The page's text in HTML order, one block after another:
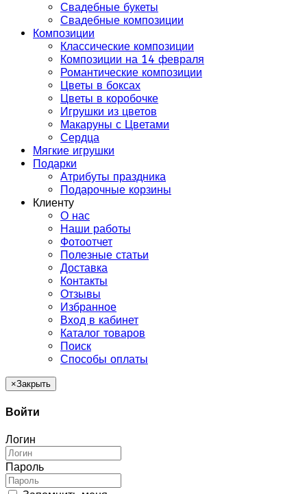
Свадебные букеты
Свадебные композиции
Композиции
Классические композиции
Композиции на 14 февраля
Романтические композиции
Цветы в боксах
Цветы в коробочке
Игрушки из цветов
Макаруны с Цветами
Сердца
Мягкие игрушки
Подарки
Атрибуты праздника
Подарочные корзины
Клиенту
О нас
Наши работы
Фотоотчет
Полезные статьи
Доставка
Контакты
Отзывы
Избранное
Вход в кабинет
Каталог товаров
Поиск
Способы оплаты
×Закрыть
Войти
Логин
Пароль